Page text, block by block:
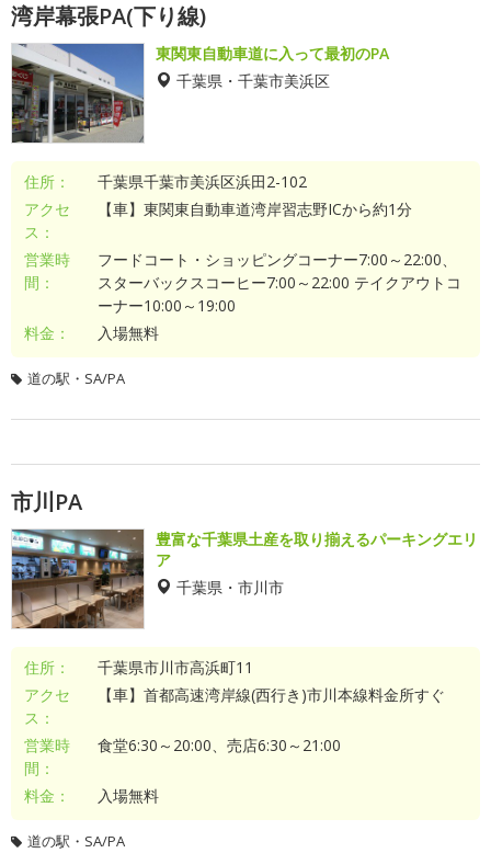
湾岸幕張PA(下り線)
東関東自動車道に入って最初のPA
千葉県・千葉市美浜区
住所：
千葉県千葉市美浜区浜田2-102
アクセ
ス：
【車】東関東自動車道湾岸習志野ICから約1分
営業時
間：
フードコート・ショッピングコーナー7:00～22:00、
スターバックスコーヒー7:00～22:00 テイクアウトコ
ーナー10:00～19:00
料金：
入場無料
道の駅・SA/PA
市川PA
豊富な千葉県土産を取り揃えるパーキングエリ
ア
千葉県・市川市
住所：
千葉県市川市高浜町11
アクセ
ス：
【車】首都高速湾岸線(西行き)市川本線料金所すぐ
営業時
間：
食堂6:30～20:00、売店6:30～21:00
料金： 入場無料
道の駅・SA/PA